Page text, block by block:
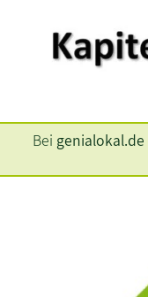
Bei genialokal.de